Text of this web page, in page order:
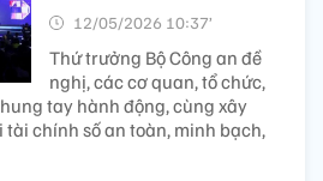
12/05/2026 10:37’
Thứ trưởng Bộ Công an đề
nghị, các cơ quan, tổ chức,
tay hành động, cùng xây
chính số an toàn, minh bạch,